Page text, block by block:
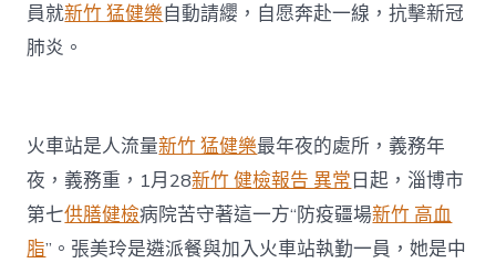
員就新竹 猛健樂自動請纓，自愿奔赴一線，抗擊新冠
肺炎。
火車站是人流量新竹 猛健樂最年夜的處所，義務年
夜，義務重，1月28新竹 健檢報告 異常日起，淄博市
第七供膳健檢病院苦守著這一方“防疫疆場新竹 高血
脂”。張美玲是遴派餐與加入火車站執勤一員，她是中